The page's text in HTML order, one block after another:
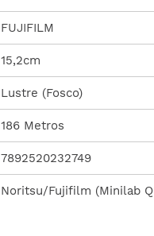
FUJIFILM
15,2cm
Lustre (Fosco)
186 Metros
7892520232749
Noritsu/Fujifilm (Minilab